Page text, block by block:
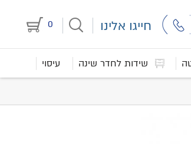
0 חייגו אלינו
שידות לחדר שינה עיסוי